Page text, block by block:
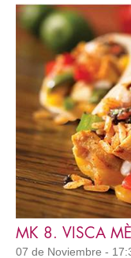
MK 8. VISCA
07 de Noviembre -